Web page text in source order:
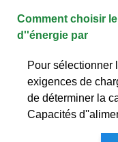
Comment choisir
d''énergie par
Pour sélectionner
exigences de
de déterminer la
Capacités